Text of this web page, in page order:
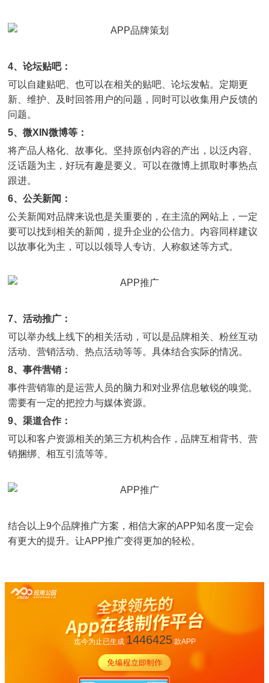
4、论坛贴吧：
可以自建贴吧、也可以在相关的贴吧、论坛发帖。定期更
新、维护、及时回答用户的问题，同时可以收集用户反馈的
问题。
5、微XIN微博等：
将产品人格化、故事化。坚持原创内容的产出，以泛内容、
泛话题为主，好玩有趣是要义。可以在微博上抓取时事热点
跟进。
6、公关新闻：
公关新闻对品牌来说也是关重要的，在主流的网站上，一定
要可以找到相关的新闻，提升企业的公信力。内容同样建议
以故事化为主，可以以领导人专访、人称叙述等方式。
7、活动推广：
可以举办线上线下的相关活动，可以是品牌相关、粉丝互动
活动、营销活动、热点活动等等。具体结合实际的情况。
8、事件营销：
事件营销靠的是运营人员的脑力和对业界信息敏锐的嗅觉。
需要有一定的把控力与媒体资源。
9、渠道合作：
可以和客户资源相关的第三方机构合作，品牌互相背书、营
销捆绑、相互引流等等。
结合以上9个品牌推广方案，相信大家的APP知名度一定会
有更大的提升。让APP推广变得更加的轻松。
迄今为止已生成 1446425款APP